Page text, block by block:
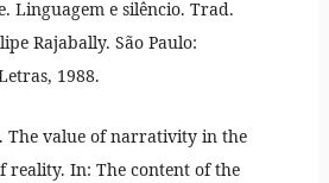
Linguagem e silêncio. Trad.
Rajabally. São Paulo:
1988.
The value of narrativity in the
reality. In: The content of the